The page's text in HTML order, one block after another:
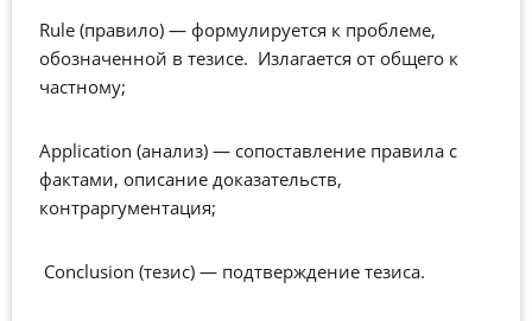
Rule (правило) — формулируется к проблеме,
обозначенной в тезисе. Излагается от общего к
частному;
Application (анализ) — сопоставление правила с
фактами, описание доказательств,
контраргументация;
Conclusion (тезис) — подтверждение тезиса.